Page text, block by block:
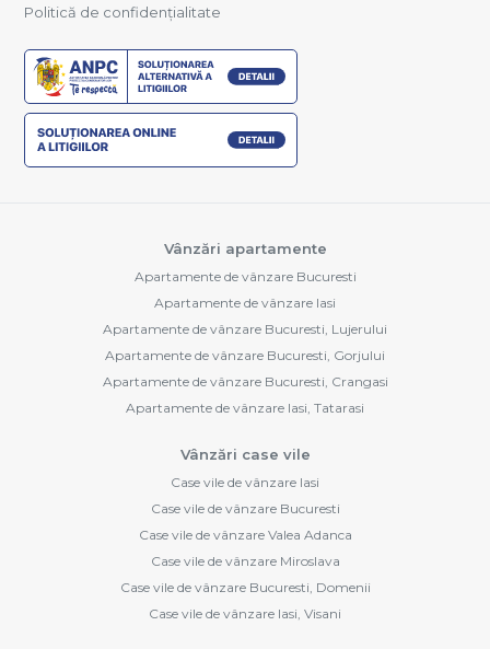
Politică de confidențialitate
Vânzări apartamente
Apartamente de vânzare Bucuresti
Apartamente de vânzare Iasi
Apartamente de vânzare Bucuresti, Lujerului
Apartamente de vânzare Bucuresti, Gorjului
Apartamente de vânzare Bucuresti, Crangasi
Apartamente de vânzare Iasi, Tatarasi
Vânzări case vile
Case vile de vânzare Iasi
Case vile de vânzare Bucuresti
Case vile de vânzare Valea Adanca
Case vile de vânzare Miroslava
Case vile de vânzare Bucuresti, Domenii
Case vile de vânzare Iasi, Visani